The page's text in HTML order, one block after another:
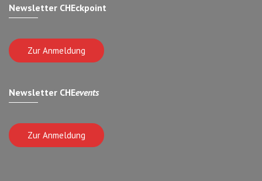
Newsletter CHEckpoint
Zur Anmeldung
Newsletter CHEevents
Zur Anmeldung